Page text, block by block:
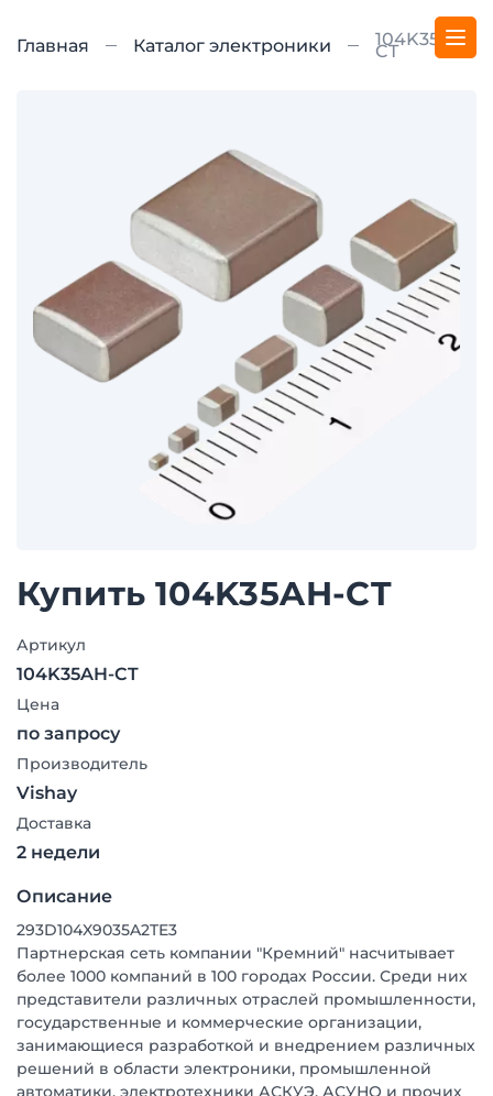
Главная Каталог электроники 104K35AH-
CT
Купить 104K35AH-CT
Артикул
104K35AH-CT
Цена
по запросу
Производитель
Vishay
Доставка
2 недели
Описание
293D104X9035A2TE3
Партнерская сеть компании "Кремний" насчитывает
более 1000 компаний в 100 городах России. Среди них
представители различных отраслей промышленности,
государственные и коммерческие организации,
занимающиеся разработкой и внедрением различных
решений в области электроники, промышленной
автоматики, электротехники АСКУЭ, АСУНО и прочих